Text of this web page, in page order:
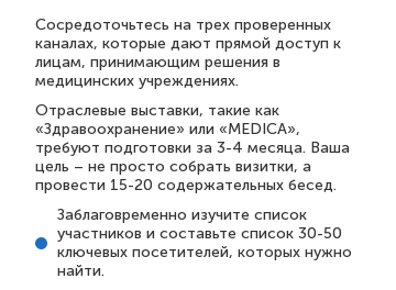
Сосредоточьтесь на трех проверенных
каналах, которые дают прямой доступ к
лицам, принимающим решения в
медицинских учреждениях.
Отраслевые выставки, такие как
«Здравоохранение» или «MEDICA»,
требуют подготовки за 3-4 месяца. Ваша
цель – не просто собрать визитки, а
провести 15-20 содержательных бесед.
Заблаговременно изучите список
участников и составьте список 30-50
ключевых посетителей, которых нужно
найти.